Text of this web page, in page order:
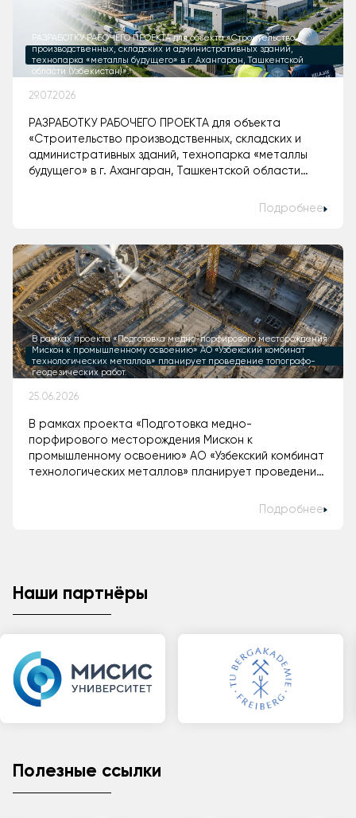
РАЗРАБОТКУ РАБОЧЕГО ПРОЕКТА для объекта «Строительство
производственных, складских и административных зданий,
технопарка «металлы будущего» в г. Ахангаран, Ташкентской
области (Узбекистан)».
29.07.2026
РАЗРАБОТКУ РАБОЧЕГО ПРОЕКТА для объекта
«Строительство производственных, складских и
административных зданий, технопарка «металлы
будущего» в г. Ахангаран, Ташкентской области
Подробнее
В рамках проекта «Подготовка медно-порфирового месторождения
Мискон к промышленному освоению» АО «Узбекский комбинат
технологических металлов» планирует проведение топографо-
геодезических работ.
25.06.2026
В рамках проекта «Подготовка медно-
порфирового месторождения Мискон к
промышленному освоению» АО «Узбекский комбинат
технологических металлов» планирует проведение
Подробнее
Наши партнёры
Полезные ссылки